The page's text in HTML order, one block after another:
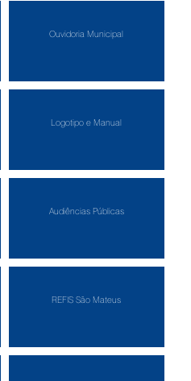
Ouvidoria Municipal
Logotipo e Manual
Audiências Públicas
REFIS São Mateus